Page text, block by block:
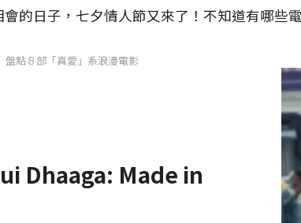
的日子，七夕情人節又來了！不知道有哪些
點８部「真愛」系浪漫電影
Dhaaga: Made in